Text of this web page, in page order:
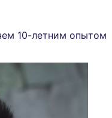
10-летним опытом